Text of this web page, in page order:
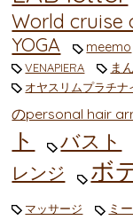
World cruise
YOGA
meemo
VENAPIERA ま
オヤスリムプラチナ
のpersonal hair
ト
バスト
レンジ
ボ
マッサージ ミ